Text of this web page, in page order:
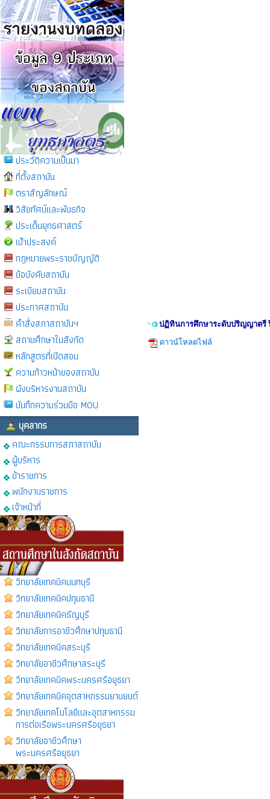
ประวัติความเป็นมา
ที่ตั้งสถาบัน
ตราสัญลักษณ์
วิสัยทัศน์และพันธกิจ
ประเด็นยุทธศาสตร์
เป้าประสงค์
กฎหมายพระราชบัญญัติ
ข้อบังคับสถาบัน
ระเบียบสถาบัน
ประกาศสถาบัน
คำสั่งสภาสถาบันฯ
สถานศึกษาในสังกัด
หลักสูตรที่เปิดสอน
ความก้าวหน้าของสถาบัน
ผังบริหารงานสถาบัน
บันทึกความร่วมมือ MOU
บุคลากร
คณะกรรมการสภาสถาบัน
ผู้บริหาร
ข้าราชการ
พนักงานราชการ
เจ้าหน้าที่
วิทยาลัยเทคนิคนนทบุรี
วิทยาลัยเทคนิคปทุมธานี
วิทยาลัยเทคนิคธัญบุรี
วิทยาลัยการอาชีวศึกษาปทุมธานี
วิทยาลัยเทคนิคสระบุรี
วิทยาลัยอาชีวศึกษาสระบุรี
วิทยาลัยเทคนิคพระนครศรีอยุธยา
วิทยาลัยเทคนิคอุตสาหกรรมยานยนต์
วิทยาลัยเทคโนโลยีเเละอุตสาหกรรม
การต่อเรือพระนครศรีอยุธยา
วิทยาลัยอาชีวศึกษา
พระนครศรีอยุธยา
ปฏิทินการศึกษาระดับปริญญาตรี
ดาวน์โหลดไฟล์